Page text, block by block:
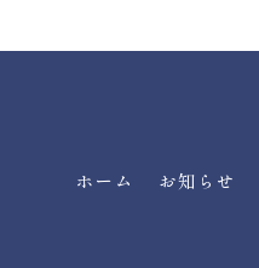
ホーム お知らせ